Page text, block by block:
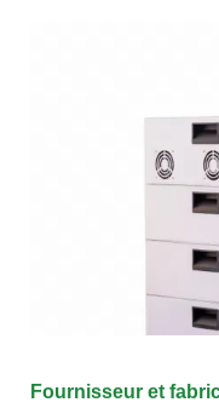
Fournisseur et